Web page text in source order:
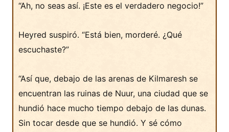
“Ah, no seas así. ¡Este es el verdadero negocio!”
Heyred suspiró. “Está bien, morderé. ¿Qué
escuchaste?”
“Así que, debajo de las arenas de Kilmaresh se
encuentran las ruinas de Nuur, una ciudad que se
hundió hace mucho tiempo debajo de las dunas.
Sin tocar desde que se hundió. Y sé cómo